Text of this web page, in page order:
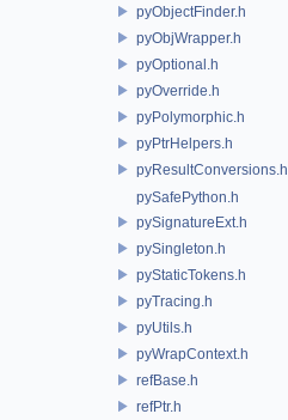
pyObjectFinder.h
pyObjWrapper.h
pyOptional.h
pyOverride.h
pyPolymorphic.h
pyPtrHelpers.h
pyResultConversions.h
pySafePython.h
pySignatureExt.h
pySingleton.h
pyStaticTokens.h
pyTracing.h
pyUtils.h
pyWrapContext.h
refBase.h
refPtr.h